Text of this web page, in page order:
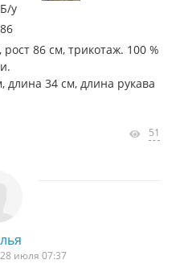
Б/у
86
86 см, трикотаж. 100 %
34 см, длина рукава
51
июля 07:37